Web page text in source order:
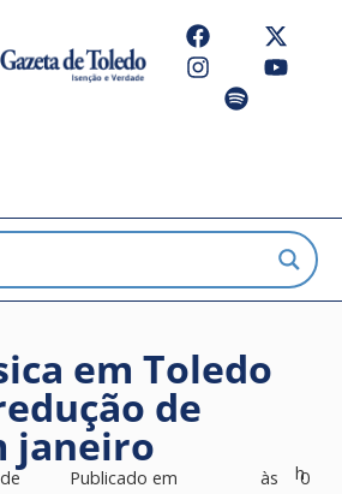
em Toledo
de
janeiro
Publicado em
às
h0